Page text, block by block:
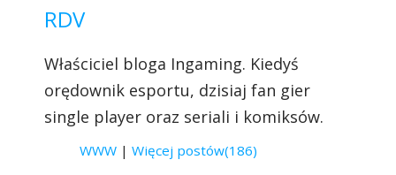
RDV
Właściciel bloga Ingaming. Kiedyś
orędownik esportu, dzisiaj fan gier
single player oraz seriali i komiksów.
WWW | Więcej postów(186)